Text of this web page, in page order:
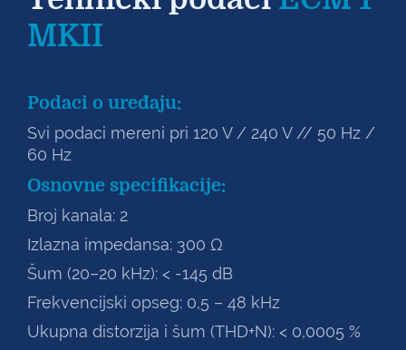
MKII
Podaci o uređaju:
Svi podaci mereni pri 120 V / 240 V // 50 Hz /
60 Hz
Osnovne specifikacije:
Broj kanala: 2
Izlazna impedansa: 300 Ω
Šum (20–20 kHz): < -145 dB
Frekvencijski opseg: 0,5 – 48 kHz
Ukupna distorzija i šum (THD+N): < 0,0005 %